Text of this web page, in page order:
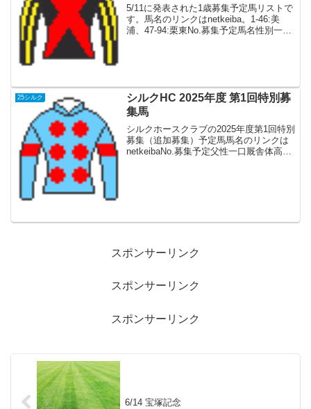
5/11に発表された1歳募集予定馬リストで
す。馬名のリンクはnetkeiba。1-46:美
浦、47-94:栗東No.募集予定馬名性別一口
25シルク
シルクHC 2025年度 第1回特別募
集馬
シルクホースクラブの2025年度第1回特別
募集（追加募集）予定馬馬名のリンクは
netkeibaNo.募集予定父性一口厩舎体高胸
スポンサーリンク
スポンサーリンク
スポンサーリンク
6/14 宝塚記念